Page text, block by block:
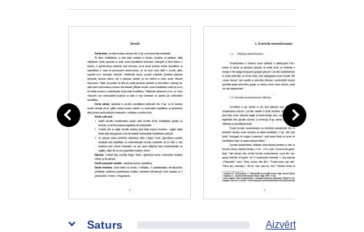
Saturs Aizvērt